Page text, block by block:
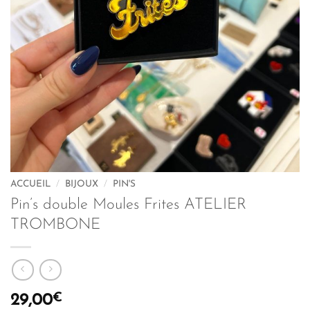
ACCUEIL / BIJOUX / PIN'S
Pin’s double Moules Frites ATELIER
TROMBONE
29,00€